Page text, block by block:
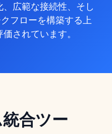
広範な接続性、そし
フローを構築する上
されています。
合ツー